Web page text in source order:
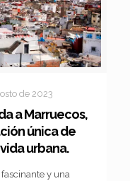
de 2023
a Marruecos,
única de
urbana.
y una